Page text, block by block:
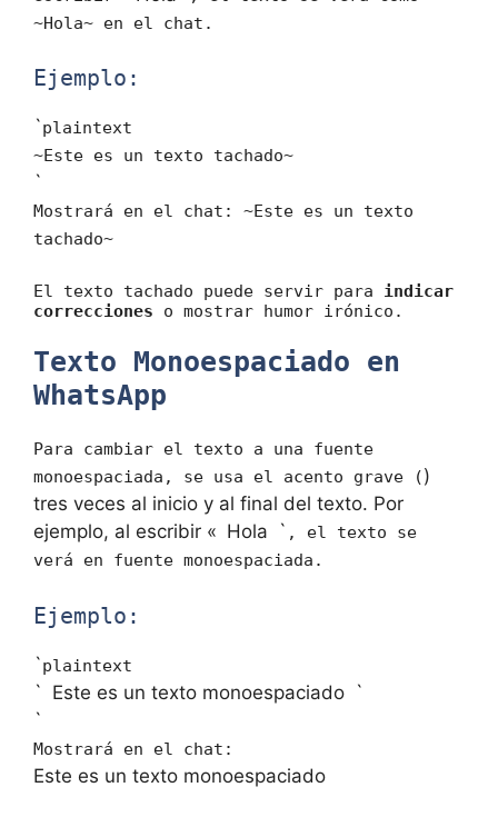
~Hola~ en el chat.
Ejemplo:
`plaintext
~Este es un texto tachado~
`
Mostrará en el chat: ~Este es un texto
tachado~
El texto tachado puede servir para indicar
correcciones o mostrar humor irónico.
Texto Monoespaciado en
WhatsApp
Para cambiar el texto a una fuente
monoespaciada, se usa el acento grave ()
tres veces al inicio y al final del texto. Por
ejemplo, al escribir « Hola ` , el texto se
verá en fuente monoespaciada.
Ejemplo:
`plaintext
` Este es un texto monoespaciado `
`
Mostrará en el chat:
Este es un texto monoespaciado